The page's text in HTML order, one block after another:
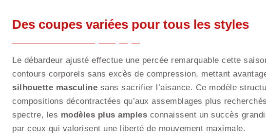
Des coupes variées pour tous les styles
Le débardeur ajusté effectue une percée remarquable cette
contours corporels sans excès de compression, mettant
silhouette masculine sans sacrifier l’aisance. Ce modèle
compositions décontractées qu’aux assemblages plus
spectre, les modèles plus amples connaissent un succès
par ceux qui valorisent une liberté de mouvement maximale.